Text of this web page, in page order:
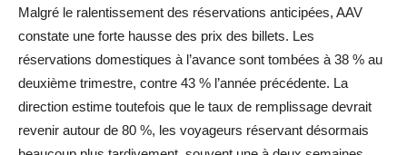
Malgré le ralentissement des réservations anticipées, AAV
constate une forte hausse des prix des billets. Les
réservations domestiques à l’avance sont tombées à 38 % au
deuxième trimestre, contre 43 % l’année précédente. La
direction estime toutefois que le taux de remplissage devrait
revenir autour de 80 %, les voyageurs réservant désormais